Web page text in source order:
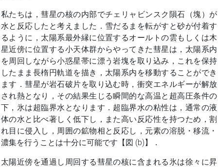
私たちは，彗星の核の内部でチェリャビンスク隕石（塊）が
水と反応したと考えました．雪だるまを転がすと砂が付着す
るように，太陽系最外縁に位置するオールトの雲もしくは木
星近傍に位置する小天体群からやってきた彗星は，太陽系内
を周回しながら小惑星帯に漂う岩塊を取り込み，これを保持
したまま長楕円軌道を描き，太陽系内を移動することができ
ます．彗星が岩石破片を取り込む時，衝突エネルギーが解放
され熱となり，その結果生じる瞬間的な高温と超高圧条件の
下，氷は超臨界水となります．超臨界水の粘性は，通常の液
体の水と比べ著しく低下し，また高い反応性を持つため，割
れ目に侵入し，周囲の鉱物相と反応し，元素の溶脱・移流・
濃集を行うことは十分に可能です【図 (b)】．
太陽近傍を通過し周回する彗星の核に含まれる氷は徐々に昇